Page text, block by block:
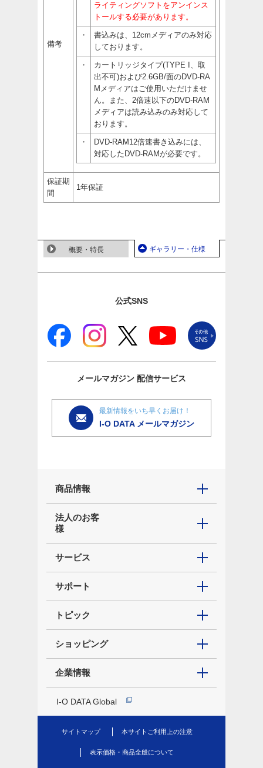
備考
ライティングソフトをアンインス
トールする必要があります。
・
書込みは、12cmメディアのみ対応
しております。
・
カートリッジタイプ(TYPE I、取
出不可)および2.6GB/面のDVD-RA
Mメディアはご使用いただけませ
ん。また、2倍速以下のDVD-RAM
メディアは読み込みのみ対応して
おります。
・
DVD-RAM12倍速書き込みには、
対応したDVD-RAMが必要です。
保証期
間
1年保証
概要・特長 ギャラリー・仕様
公式SNS
メールマガジン 配信サービス
最新情報をいち早くお届け！
I-O DATA メールマガジン
商品情報
法人のお客
様
サービス
サポート
トピック
ショッピング
企業情報
I-O DATA Global
サイトマップ 本サイトご利用上の注意
表示価格・商品全般について